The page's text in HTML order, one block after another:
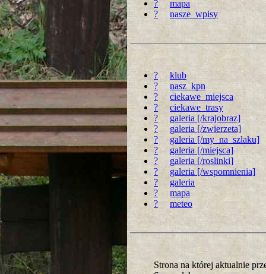
?
mapa
?
nasze_wpisy
?
klub
?
nasz_kpn
?
ciekawe_miejsca
?
ciekawe_trasy
?
galeria [/krajobraz]
?
galeria [/zwierzeta]
?
galeria [/my_na_szlaku]
?
galeria [/miejsca]
?
galeria [/roslinki]
?
galeria [/wspomnienia]
?
galeria
?
mapa
?
meteo
Strona na której aktualnie